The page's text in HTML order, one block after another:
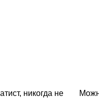
никогда не